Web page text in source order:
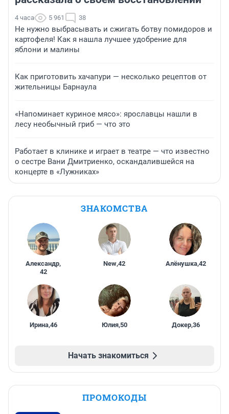
4 часа 5 961 38
Не нужно выбрасывать и сжигать ботву помидоров и
картофеля! Как я нашла лучшее удобрение для
яблони и малины
Как приготовить хачапури — несколько рецептов от
жительницы Барнаула
«Напоминает куриное мясо»: ярославцы нашли в
лесу необычный гриб — что это
Работает в клинике и играет в театре — что известно
о сестре Вани Дмитриенко, оскандалившейся на
концерте в «Лужниках»
ЗНАКОМСТВА
Александр,
42
New,42 Алёнушка,42
Ирина,46 Юлия,50 Докер,36
Начать знакомиться
ПРОМОКОДЫ